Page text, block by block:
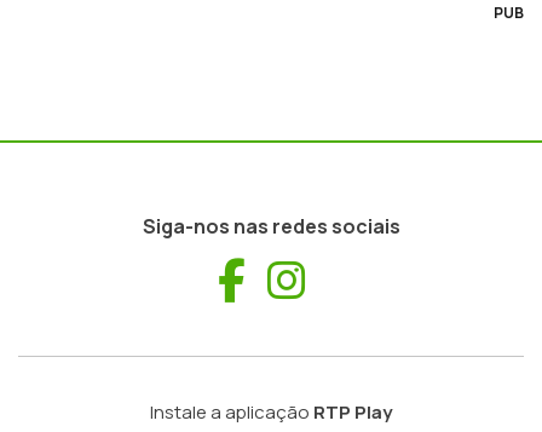
PUB
Siga-nos nas redes sociais
Facebook
Instale a aplicação RTP Play